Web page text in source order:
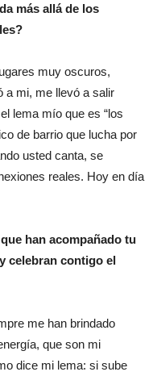
más allá de los
muy oscuros,
a mi, me llevó a salir
lema mío que es “los
de barrio que lucha por
usted canta, se
reales. Hoy en día
han acompañado tu
celebran contigo el
me han brindado
que son mi
dice mi lema: si sube